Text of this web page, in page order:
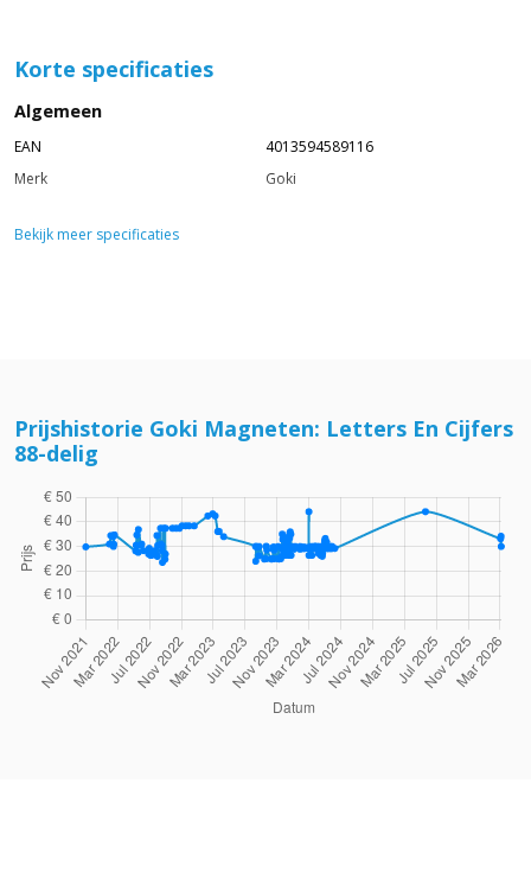
Korte specificaties
Algemeen
EAN
4013594589116
Merk
Goki
Bekijk meer specificaties
Prijshistorie Goki Magneten: Letters En Cijfers
88-delig